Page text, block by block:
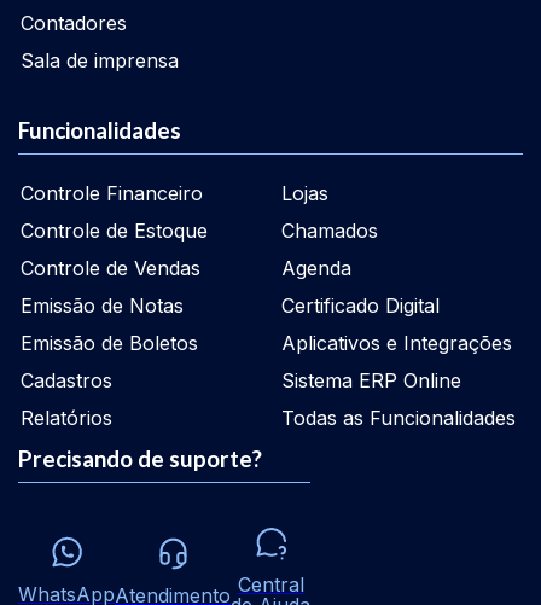
Contadores
Sala de imprensa
Funcionalidades
Controle Financeiro
Controle de Estoque
Controle de Vendas
Emissão de Notas
Emissão de Boletos
Cadastros
Relatórios
Lojas
Chamados
Agenda
Certificado Digital
Aplicativos e Integrações
Sistema ERP Online
Todas as Funcionalidades
Precisando de suporte?
WhatsAppAtendimento Central